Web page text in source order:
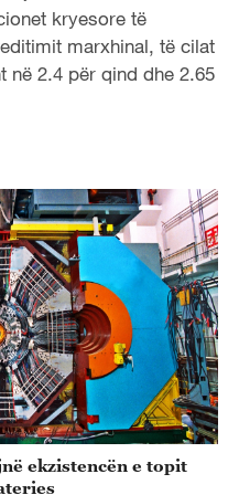
kryesore të
marxhinal, të cilat
në 2.4 për qind dhe 2.65
ekzistencën e topit